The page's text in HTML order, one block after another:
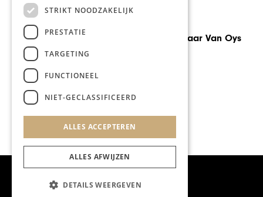
Pascal Jalhay naar Van Oys
STRIKT NOODZAKELIJK
PRESTATIE
TARGETING
FUNCTIONEEL
NIET-GECLASSIFICEERD
ALLES ACCEPTEREN
ALLES AFWIJZEN
DETAILS WEERGEVEN